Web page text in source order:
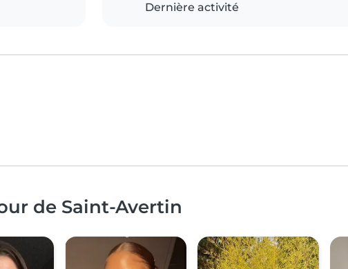
Dernière activité
de Saint-Avertin